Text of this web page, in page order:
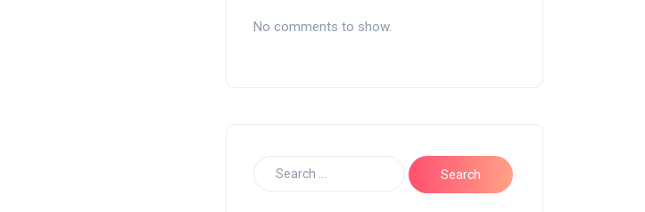
No comments to show.